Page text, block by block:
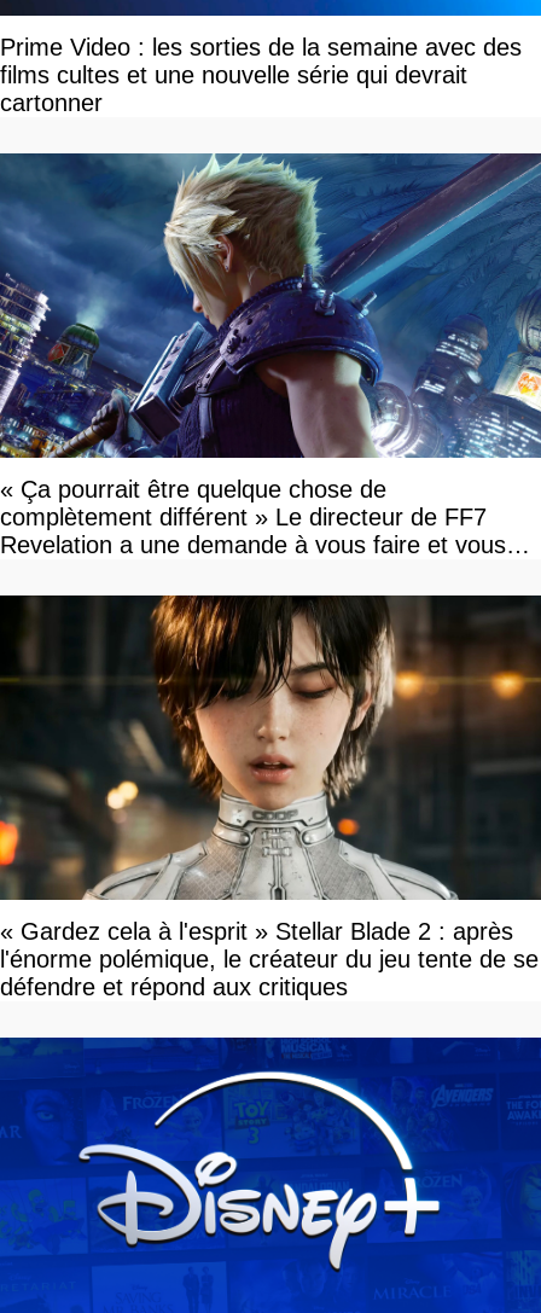
Prime Video : les sorties de la semaine avec des
films cultes et une nouvelle série qui devrait
cartonner
« Ça pourrait être quelque chose de
complètement différent » Le directeur de FF7
Revelation a une demande à vous faire et vous
« Gardez cela à l'esprit » Stellar Blade 2 : après
l'énorme polémique, le créateur du jeu tente de se
défendre et répond aux critiques